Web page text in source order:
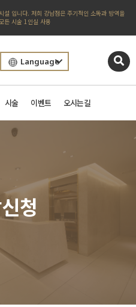
입니다. 저희 강남점은 주기적인 소독과 방역을
든 시술 1인실 사용
Language
시술 이벤트 오시는길
청